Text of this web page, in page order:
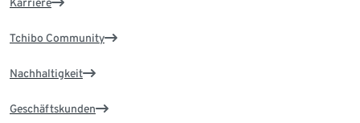
Karriere
Tchibo Community
Nachhaltigkeit
Geschäftskunden